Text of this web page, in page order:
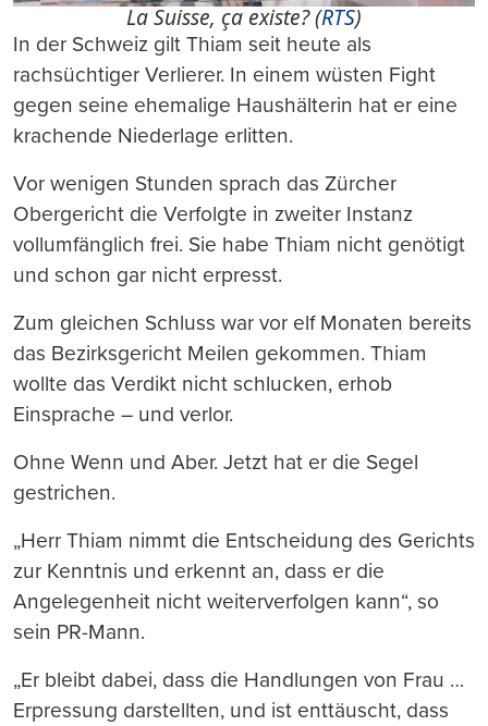
La Suisse, ça existe? (RTS)
In der Schweiz gilt Thiam seit heute als
rachsüchtiger Verlierer. In einem wüsten Fight
gegen seine ehemalige Haushälterin hat er eine
krachende Niederlage erlitten.
Vor wenigen Stunden sprach das Zürcher
Obergericht die Verfolgte in zweiter Instanz
vollumfänglich frei. Sie habe Thiam nicht genötigt
und schon gar nicht erpresst.
Zum gleichen Schluss war vor elf Monaten bereits
das Bezirksgericht Meilen gekommen. Thiam
wollte das Verdikt nicht schlucken, erhob
Einsprache – und verlor.
Ohne Wenn und Aber. Jetzt hat er die Segel
gestrichen.
„Herr Thiam nimmt die Entscheidung des Gerichts
zur Kenntnis und erkennt an, dass er die
Angelegenheit nicht weiterverfolgen kann“, so
sein PR-Mann.
„Er bleibt dabei, dass die Handlungen von Frau …
Erpressung darstellten, und ist enttäuscht, dass